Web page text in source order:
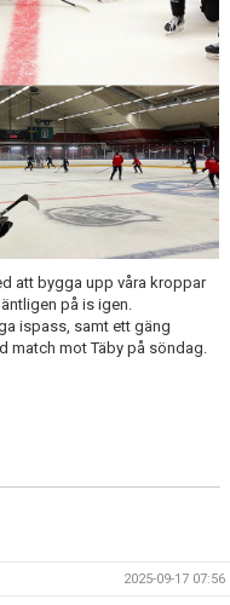
VÅR
att bygga upp våra kroppar
på is igen.
ispass, samt ett gäng
match mot Täby på söndag.
2025-09-17 07:56